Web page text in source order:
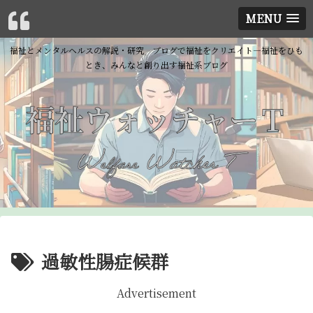
MENU
福祉とメンタルヘルスの解説・研究 ブログで福祉をクリエイト―福祉をひも
とき、みんなと創り出す福祉系ブログ
過敏性腸症候群
Advertisement